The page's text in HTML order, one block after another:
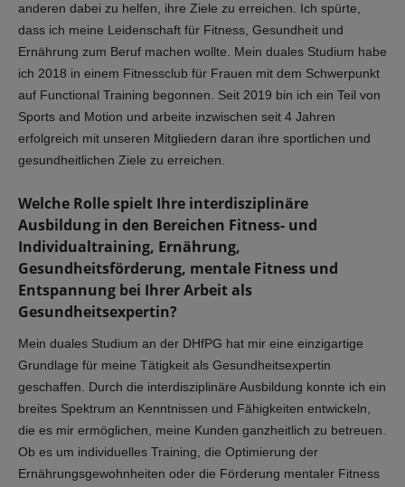
anderen dabei zu helfen, ihre Ziele zu erreichen. Ich spürte,
dass ich meine Leidenschaft für Fitness, Gesundheit und
Ernährung zum Beruf machen wollte. Mein duales Studium habe
ich 2018 in einem Fitnessclub für Frauen mit dem Schwerpunkt
auf Functional Training begonnen. Seit 2019 bin ich ein Teil von
Sports and Motion und arbeite inzwischen seit 4 Jahren
erfolgreich mit unseren Mitgliedern daran ihre sportlichen und
gesundheitlichen Ziele zu erreichen.
Welche Rolle spielt Ihre interdisziplinäre
Ausbildung in den Bereichen Fitness- und
Individualtraining, Ernährung,
Gesundheitsförderung, mentale Fitness und
Entspannung bei Ihrer Arbeit als
Gesundheitsexpertin?
Mein duales Studium an der DHfPG hat mir eine einzigartige
Grundlage für meine Tätigkeit als Gesundheitsexpertin
geschaffen. Durch die interdisziplinäre Ausbildung konnte ich ein
breites Spektrum an Kenntnissen und Fähigkeiten entwickeln,
die es mir ermöglichen, meine Kunden ganzheitlich zu betreuen.
Ob es um individuelles Training, die Optimierung der
Ernährungsgewohnheiten oder die Förderung mentaler Fitness